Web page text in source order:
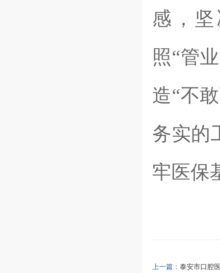
感，
照“管
造“不
务实的
牢医保
上一篇： 泰安市口腔